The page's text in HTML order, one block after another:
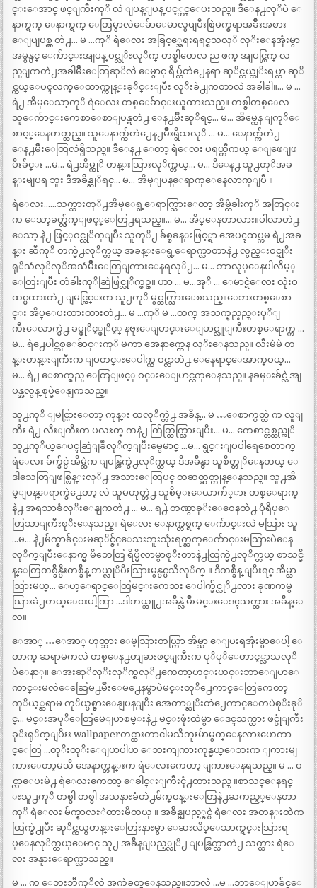
င္းေအာင္ ဖင္ျကီးကုိ လဲ ျပန္ျပန္ ပင့္တင္ေပးသည္။ ဒီေန႕လုိပဲ ေ
နာက္ရက္ ေနာက္ရက္ ေတြမွာလဲေခ်ာေမာလွပျပီးစြဲမက္စရာအခ်ဳိးအစား
ေျပျပစ္လွ တဲ႕… မ …ကုိ ရဲေလး အခြင့္အေရးရရင္ရသလုိ လုိးေနအုံးမွာ
အမွန္ပင္ ေက်ာင္းအျပန္ ဝင္လုိးလုိက္ တစ္ခါတေလ ည ဖက္ အျပင္ထြက္ လ
ည္ျကတဲ႕အခါမ်ဳိးေတြဆုိလဲ ေမွာင္ ရိပ္က်တဲ႕ေနရာ ဆုိင္ကယ္ထုိးရပ္ကာ ဆုိ
င္ကယ္ေပၚလက္ေထာက္ကုန္းခုိင္းျပီး လုိးခဲ႕ျကတာလဲ အခါခါ။… မ …
ရဲ႕ အိမ္ေသာ့ကုိ ရဲေလး တစ္ေခ်ာင္းယူထားသည္။ တစ္ခါတစ္ေလ
သူေက်ာင္းကေစာေစာျပန္ရတဲ႕ ေန႕မ်ဳိးဆုိရင္… မ… အိမ္ကေန ျကုိေ
စာင့္ေနတတ္သည္။ သူေနာက္က်တဲ႕ေန႕မ်ဳိးရွိသလုိ … မ… ေနာက္က်တဲ႕
ေန႕မ်ဳိးေတြလဲရွိသည္။ ဒီေန႕ ေတာ့ ရဲေလး ပရယ္တီကယ္ ေျဖေျဖ
ပီးခ်င္း …မ… ရဲ႕အိမ္ကုိ တန္းသြားလုိက္တယ္… မ… ဒီေန႕ သူ႕တုိအခ
န္းမျပရ ဘူး ဒီအခ်ိန္ဆုိရင္… မ… အိမ္ျပန္ေရာက္ေနေလာက္ျပီ ။
ရဲေလး……သက္ထားတုိ႕အိမ္ေရွ့ေရာက္သြားေတာ့ အိမ္တံခါးကုိ အတြင္း
က ေသာ့ခတ္လ်ွက္ျဖင့္ေတြ႕ရသည္။… မ… အိပ္ေနတာလား။ပါလာတဲ႕
ေသာ့ နဲ႕ ဖြင့္ဝင္လုိက္ျပီး သူတုိ႕ ခ်စ္စခန္းဖြင့္ရာ အေပၚထပ္ကမ ရဲ႕အခ
န္း ဆီကုိ တက္ခဲ႕လုိက္တယ္ အခန္းေရွ့ေရာက္လာတာနဲ႕ လွည္းဝင္ရုိး
ရုိသံလုိလုိအသံမ်ဳိးေတြျကားေနရလုိ႕… မ… ဘာလုပ္ေနပါလိမ့္
ေတြးျပီး တံခါးကုိဆြဲဖြင္လုိက္စဥ္။ ဟာ … မ…အုိ … ေမာင္ရဲေလး လုံးဝ
ထင္မထားတဲ႕ ျမင္ကြင္းက သူ႕ကုိ မွင္သက္သြားေစသည္။ေဘးတစ္ေစာ
င္း အိပ္ေပးထားထားတဲ႕… မ …ကုိ မ …ထက္ အသက္နည္နည္းပုိျ
ကီးေလာက္မဲ႕ ခပ္ဖုိင့္ဖုိင့္ နဗူးေျပာင္းေျပာင္လူျကီးတစ္ေရာက္က …
မ… ရဲ႕ေပါင္တစ္ေခ်ာင္းကုိ မကာ အေနာက္ကေန လုိးေနသည္။ လီးမဲမဲ တ
န္းတန္းျကီးက ျပတင္းေပါက္က ဝင္လာတဲ႕ ေနေရာင္ေအာက္ဝယ္…
မ… ရဲ႕ ေစာက္ရည္ ေတြျဖင့္ ဝင္းေျပာင္လက္ေနသည္။ နခမ္းခ်င္လဲ အျ
ပန္အလွန္ စုပ္ခဲေနျကသည္။
သူ႕ကုိ ျမင္သြားေတာ့ ကုန္း ထလုိက္တဲ႕ အခ်ိန္… မ …ေစာက္ပတ္ထဲ က လူျ
ကီး ရဲ႕ လီးျကီးက ပလႊတ္ ကနဲ႕ က်ြတ္ထြက္သြားျပီး… မ… ကေစာင္တစ္ထည္ကုိ
သူ႕ကုိယ္ေပၚဆြဲျခဳံလုိက္ျပီးမွေမာင္ …မ… ရွင္းျပပါရေစေတာက္
ရဲေလး ခ်က္ခ်င္ပဲ အိမ္ထဲက ျပန္ထြက္ခဲ႕လုိက္တယ္ ဒီအခ်ိန္မွာ သူစိတ္တုိေနတယ္ ေ
ဒါသေတြျဖစ္လြန္းလုိ႕ အသားေတြပင္ တဆတ္ဆတ္တုန္ေနသည္။ သူ႕အိ
မ္ျပန္ေရာက္ခဲ႕ေတာ့ လဲ သူမဟုတ္တဲ႕ သူစိမ္းေယာက်္ား တစ္ေရာက္
နဲ႕ အရသာခံလုိးေနျကတဲ႕ … မ… ရ႕ဲ တဏွာခုိးေဝေနတဲ႕ ပုံရိပ္ေ
တြသာျကီးစုိးေနသည္။ ရဲေလး ေနာက္တစ္ရက္ ေက်ာင္းလဲ မသြား သူ
…မ… နဲ႕မ်က္နာခ်င္းမဆုိင္ခ်င္ေသးဘူးသုံးရက္ဆက္ေက်ာင္းမသြားပဲေန
လုိက္ျပီးေနာက္မွ မိဘေတြ ရိပ္မိလာမွာစုိးတာနဲ႕ထြက္ခဲ႕လုိက္တယ္ စာသင္ခ်ိ
န္ေတြတစ္ခ်ိန္ပီးတစ္ခ်ိန္ ဘယ္လုိပီးသြားမွန္ပင္မသိလုိက္ ။ ဒီတစ္ခ်ိန္ ျပီးရင္ အိမ္သာ
သြားမယ္… ေဟ့ေရာင္ေတြမင္းကေသး ေပါက္ခ်င္လုိ႕လား ခုဏကမွ
သြားခဲ႕တယ္ေဝးပါ့ကြာ …ဒါဘယ္သူ႕အခ်ိန္လဲ မ်ဳိးမင္းေဒၚသက္ထား အခ်ိန္ေ
လ။
ေအာ္ …ေအာ္ ဟုတ္သား ေမ့သြားတယ္ကြာ အိမ္သာ ေျပးရအုံးမွာေပါ့ ေ
တာက္ ဆရာမကလဲ တစ္ေန႕တျခားဖင္ျကီးက ပုိပုိေတာင့္လာသလုိ
ပဲေနာ္။ ေအးဆုိလုိးလုိက္ရလုိ႕ကေတာ့ဟင္းဟင္းဘာေျပာေ
ကာင္းမလဲေဆြေမ႕မ်ဳိးေမ႕ေနမွာပဲမင္းတုိ႕ေကာင္ေတြကေတာ့
ကုိယ့္ဆရာမ ကုိယ္ပစ္မွားေနျပန္ျပီး အေတာ္ဆုိးတဲ႕ေကာင္ေတပဲစုိးခုိ
င္… မင္းအပုိေတြမေျပာစမ္းနဲ႕ မင္းဖုံးထဲမွာ ေဒၚသက္ထား ဖင္ပုံျကီး
ခုိးရုိက္ျပီးး wallpaperတင္ထားတာငါမသိဘူးမ်ာမွတ္ေနလားဟေကာ
င္ေတြ …တုိးတုိးေျပာပါဟ ေဘးကျကားကုန္မယ္ေဘးက ျကားမျ
ကားေတာ့မသိ အေနာက္တန္းက ရဲေလးကေတာ့ ျကားေနရသည္။ မ … ဝ
င္လာေပးမဲ႕ ရဲေလးကေတာ့ ေခါင္းျကီးငုံ႕ထားသည္ ။စာသင္ေနရင္
းသူ႕ကုိ တစ္ခါ တစ္ခါ အသနားခံတဲ႕မ်က္ဝန္းေတြနဲ႕ႀကည့္ေနတာ
ကုိ ရဲေလး မ်က္နာလႊဲထားမိတယ္ ။ အခ်ိန္မျပည့္ခင္ပဲ ရဲေလး အတန္းထဲက
ထြက္ခဲ႕ျပီး ဆုိင္ကယ္စတန္းေတြးနားမွာ ေဆးလိပ္ေသာက္ရင္းသြားရ
ပ္ေနလုိက္တယ္ေမာင္ သူ႕ အခ်ိန္ျပည့္လုိ႕ ျပန္ထြက္လာတဲ႕ သက္ထား ရဲေ
လး အနူားေရာက္လာသည္။
မ … က ေဘးဘီကုိလဲ အကဲခတ္ေနသည္။ဘာလဲ …မ …ဘာေျပာခ်င္ေ